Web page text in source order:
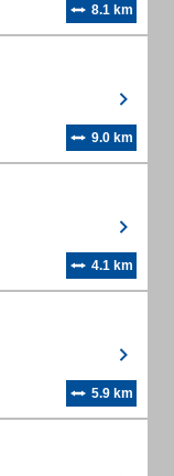
8.1 km
9.0 km
4.1 km
5.9 km